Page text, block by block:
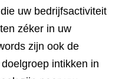
uw bedrijfsactiviteit
zéker in uw
zijn ook de
intikken in